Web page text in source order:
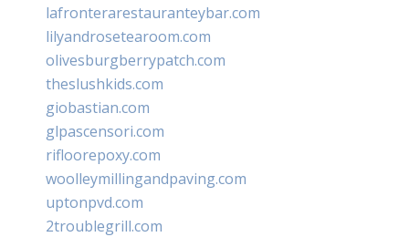
lafronterarestauranteybar.com
lilyandrosetearoom.com
olivesburgberrypatch.com
theslushkids.com
giobastian.com
glpascensori.com
rifloorepoxy.com
woolleymillingandpaving.com
uptonpvd.com
2troublegrill.com